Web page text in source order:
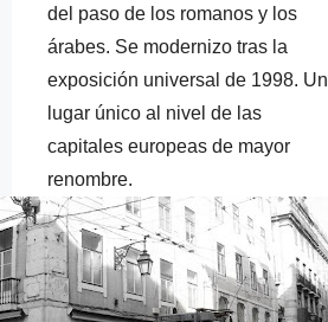
del paso de los romanos y los
árabes. Se modernizo tras la
exposición universal de 1998. Un
lugar único al nivel de las
capitales europeas de mayor
renombre.